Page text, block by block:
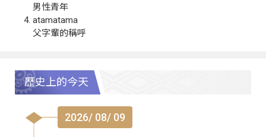
男性青年
atamatama
父字輩的稱呼
歷史上的今天
2026/ 08/ 09